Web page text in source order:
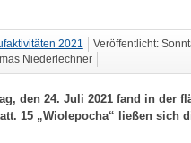
2021
Veröffentlicht:
Niederlechner
den 24. Juli 2021 fand in der
15 „Wiolepocha“ ließen sich